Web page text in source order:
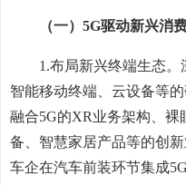
（一）5G驱动新兴消
1.布局新兴终端生态。
智能移动终端、云设备等
融合5G的XR业务架构、裸
备、智慧家居产品等的创
车企在汽车前装环节集成